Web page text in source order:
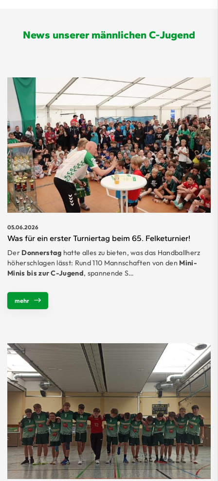
News unserer männlichen C-Jugend
05.06.2026
Was für ein erster Turniertag beim 65. Felketurnier!
Der Donnerstag hatte alles zu bieten, was das Handballherz
höherschlagen lässt: Rund 110 Mannschaften von den Mini-
Minis bis zur C-Jugend, spannende S…
mehr